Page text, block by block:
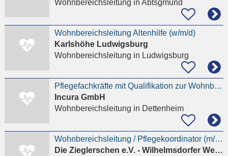
Wohnbereichsleitung in Abtsgmünd
Wohnbereichsleitung Altenhilfe (w/m/d)
Karlshöhe Ludwigsburg
Wohnbereichsleitung in Ludwigsburg
Pflegefachkräfte mit Qualifikation zur Wohnbereichsleitung (m/w/d)
Incura GmbH
Wohnbereichsleitung in Dettenheim
Wohnbereichsleitung / Pflegekoordinator (m/w/d)
Die Zieglerschen e.V. - Wilhelmsdorfer Werke evangelischer Diakonie